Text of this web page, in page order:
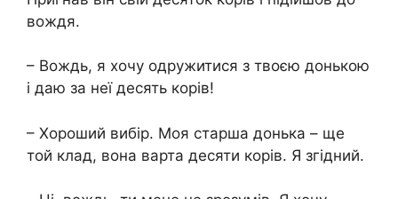
вождя.
– Вождь, я хочу одружитися з твоєю донькою
і даю за неї десять корів!
– Хороший вибір. Моя старша донька – ще
той клад, вона варта десяти корів. Я згідний.